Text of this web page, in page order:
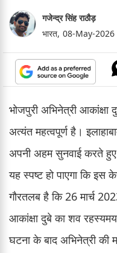
गजेन्द्र सिंह राठौड़
भारत, 08-May-2026
भोजपुरी अभिनेत्री
अत्यंत महत्वपूर्ण है।
अपनी अहम सुनवाई करते
यह स्पष्ट हो पाएगा कि
गौरतलब है कि 26 मार्च
आकांक्षा दुबे का शव रहस्यमय
घटना के बाद अभिनेत्री की